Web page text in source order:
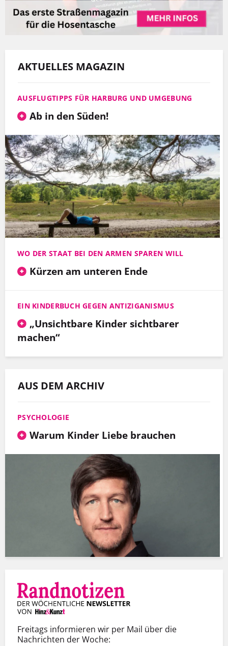
AKTUELLES MAGAZIN
AUSFLUGTIPPS FÜR HARBURG UND UMGEBUNG
Ab in den Süden!
WO DER STAAT BEI DEN ARMEN SPAREN WILL
Kürzen am unteren Ende
EIN KINDERBUCH GEGEN ANTIZIGANISMUS
„Unsichtbare Kinder sichtbarer
machen“
AUS DEM ARCHIV
PSYCHOLOGIE
Warum Kinder Liebe brauchen
Freitags informieren wir per Mail über die
Nachrichten der Woche: